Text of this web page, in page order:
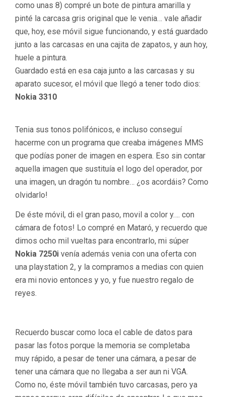
como unas 8) compré un bote de pintura amarilla y
pinté la carcasa gris original que le venia… vale añadir
que, hoy, ese móvil sigue funcionando, y está guardado
junto a las carcasas en una cajita de zapatos, y aun hoy,
huele a pintura.
Guardado está en esa caja junto a las carcasas y su
aparato sucesor, el móvil que llegó a tener todo dios:
Nokia 3310
Tenia sus tonos polifónicos, e incluso conseguí
hacerme con un programa que creaba imágenes MMS
que podías poner de imagen en espera. Eso sin contar
aquella imagen que sustituía el logo del operador, por
una imagen, un dragón tu nombre… ¿os acordáis? Como
olvidarlo!
De éste móvil, di el gran paso, movil a color y…. con
cámara de fotos! Lo compré en Mataró, y recuerdo que
dimos ocho mil vueltas para encontrarlo, mi súper
Nokia 7250i venía además venia con una oferta con
una playstation 2, y la compramos a medias con quien
era mi novio entonces y yo, y fue nuestro regalo de
reyes.
Recuerdo buscar como loca el cable de datos para
pasar las fotos porque la memoria se completaba
muy rápido, a pesar de tener una cámara, a pesar de
tener una cámara que no llegaba a ser aun ni VGA.
Como no, éste móvil también tuvo carcasas, pero ya